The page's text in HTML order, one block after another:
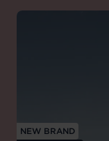
NEW BRAND